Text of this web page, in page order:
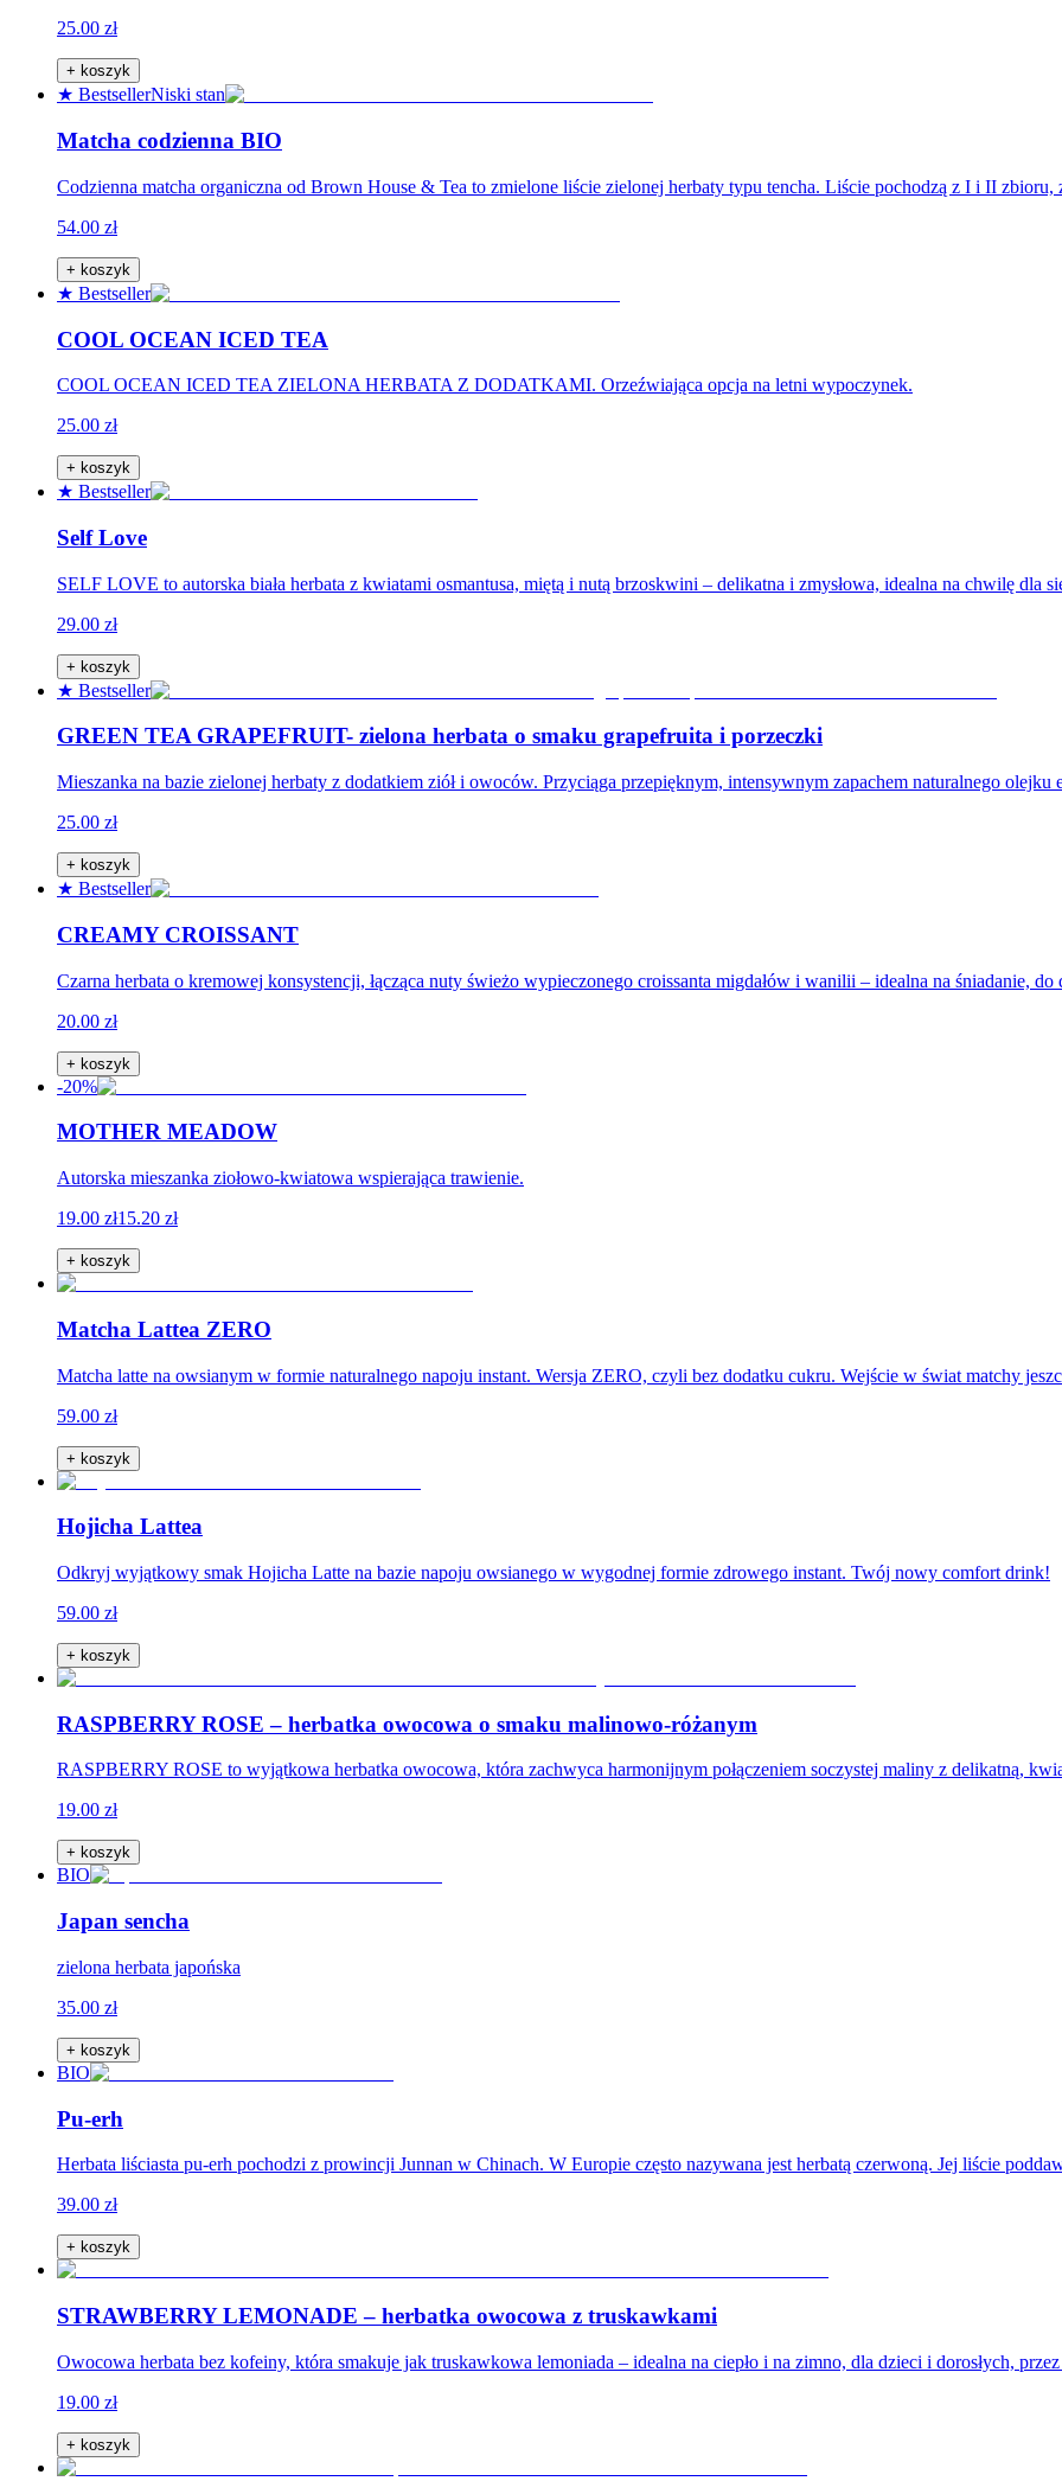
25.00 zł
+ koszyk
★ BestsellerNiski stan
Matcha codzienna BIO
Codzienna matcha organiczna od Brown House & Tea to zmielone liście zielonej herbaty typu tencha. Liście pochodzą z I i II
54.00 zł
+ koszyk
★ Bestseller
COOL OCEAN ICED TEA
COOL OCEAN ICED TEA ZIELONA HERBATA Z DODATKAMI. Orzeźwiająca opcja na letni wypoczynek.
25.00 zł
+ koszyk
★ Bestseller
Self Love
SELF LOVE to autorska biała herbata z kwiatami osmantusa, miętą i nutą brzoskwini – delikatna i zmysłowa, idealna na chwilę dla
29.00 zł
+ koszyk
★ Bestseller
GREEN TEA GRAPEFRUIT- zielona herbata o smaku grapefruita i porzeczki
Mieszanka na bazie zielonej herbaty z dodatkiem ziół i owoców. Przyciąga przepięknym, intensywnym zapachem naturalnego
25.00 zł
+ koszyk
★ Bestseller
CREAMY CROISSANT
Czarna herbata o kremowej konsystencji, łącząca nuty świeżo wypieczonego croissanta migdałów i wanilii – idealna na śniadanie,
20.00 zł
+ koszyk
-20%
MOTHER MEADOW
Autorska mieszanka ziołowo-kwiatowa wspierająca trawienie.
19.00 zł15.20 zł
+ koszyk
Matcha Lattea ZERO
Matcha latte na owsianym w formie naturalnego napoju instant. Wersja ZERO, czyli bez dodatku cukru. Wejście w świat matchy
59.00 zł
+ koszyk
Hojicha Lattea
Odkryj wyjątkowy smak Hojicha Latte na bazie napoju owsianego w wygodnej formie zdrowego instant. Twój nowy comfort drink!
59.00 zł
+ koszyk
RASPBERRY ROSE – herbatka owocowa o smaku malinowo-różanym
RASPBERRY ROSE to wyjątkowa herbatka owocowa, która zachwyca harmonijnym połączeniem soczystej maliny z delikatną,
19.00 zł
+ koszyk
BIO
Japan sencha
zielona herbata japońska
35.00 zł
+ koszyk
BIO
Pu-erh
Herbata liściasta pu-erh pochodzi z prowincji Junnan w Chinach. W Europie często nazywana jest herbatą czerwoną. Jej liście
39.00 zł
+ koszyk
STRAWBERRY LEMONADE – herbatka owocowa z truskawkami
Owocowa herbata bez kofeiny, która smakuje jak truskawkowa lemoniada – idealna na ciepło i na zimno, dla dzieci i dorosłych,
19.00 zł
+ koszyk